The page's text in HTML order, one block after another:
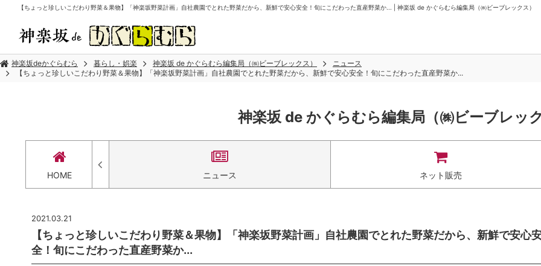
【ちょっと珍しいこだわり野菜＆果物】「神楽坂野菜計画」自社農園でとれた野菜だから、新鮮で安心安全！旬にこだわった直産野菜か... | 神楽坂 de かぐらむら編集局（㈱ビーブレックス）
神楽坂deかぐらむら 暮らし・娯楽 神楽坂 de かぐらむら編集局（㈱ビーブレックス）
ニュース
【ちょっと珍しいこだわり野菜＆果物】「神楽坂野菜計画」自社農園でとれた野菜だから、新鮮で安心安全！旬にこだわった直産野菜か...
神楽坂 de かぐらむら編集局（㈱ビーブレッ
HOME ニュース ネット販売
2021.03.21
【ちょっと珍しいこだわり野菜＆果物】「神楽坂野菜計画」自社農園でとれた野菜だから、新鮮で安心
全！旬にこだわった直産野菜か...